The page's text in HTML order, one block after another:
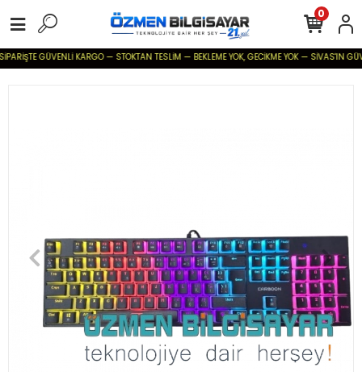
GÜVENLİ KARGO — STOKTAN TESLİM — BEKLEME YOK, GECİKME YOK — SİVAS'IN
0